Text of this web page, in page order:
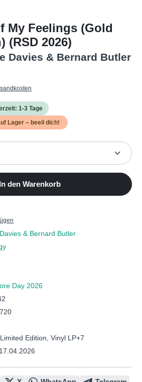
My Feelings (Gold
(RSD 2026)
Davies & Bernard Butler
1-3 Tage
Lager – beeil dich!
den gewünschten Wert ein
In den Warenkorb
& Bernard Butler
Day 2026
Edition, Vinyl LP+7
17.04.2026